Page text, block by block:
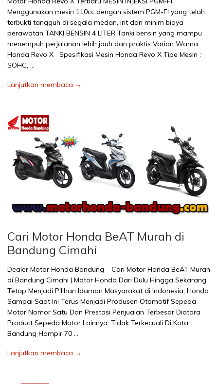
Menggunakan mesin 110cc dengan sistem PGM-FI yang telah
terbukti tangguh di segala medan, irit dan minim biaya
perawatan TANKI BENSIN 4 LITER Tanki bensin yang mampu
menempuh perjalanan lebih jauh dan praktis Varian Warna
Honda Revo X Spesifikasi Mesin Honda Revo X Tipe Mesin :
SOHC, …
Lanjutkan membaca →
Cari Motor Honda BeAT Murah di
Bandung Cimahi
Dealer Motor Honda Bandung – Cari Motor Honda BeAT Murah
di Bandung Cimahi | Motor Honda Dari Dulu Hingga Sekarang
Tetap Menjadi Pilihan Idaman Masyarakat di Indonesia, Honda
Sampai Saat Ini Terus Menjadi Produsen Otomotif Sepeda
Motor Nomor Satu Dan Prestasi Penjualan Terbesar Diatara
Product Sepeda Motor Lainnya. Tidak Terkecuali Di Kota
Bandung Hampir 70 …
Lanjutkan membaca →